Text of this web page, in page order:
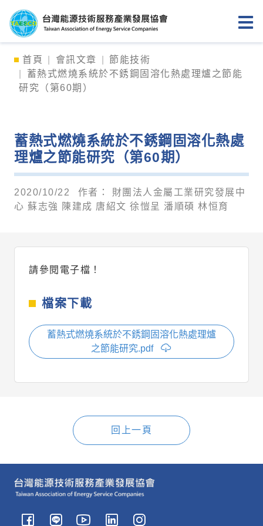
台灣能源技術服務產業發展協
首頁 會訊文章
節能技術
蓄熱式燃燒系統於不銹鋼固溶化熱處理爐之節能
研究（第60期）
蓄熱式燃燒系統於不銹鋼固溶化熱處
理爐之節能研究（第60期）
2020/10/22 作者：
財團法人金屬工業研究發展中
心 蘇志強 陳建成 唐紹文 徐愷呈 潘順碩 林恒育
請參閱電子檔！
檔案下載
蓄熱式燃燒系統於不銹鋼固溶化熱處理爐
之節能研究.pdf
回上一頁